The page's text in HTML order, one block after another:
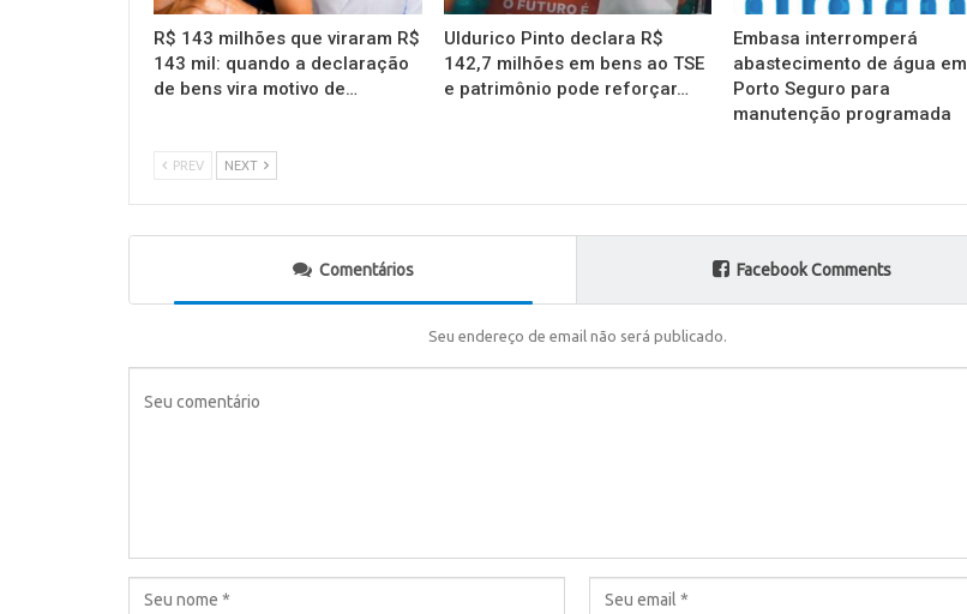
R$ 143 milhões que viraram R$
143 mil: quando a declaração
de bens vira motivo de…
Uldurico Pinto declara R$
142,7 milhões em bens ao TSE
e patrimônio pode reforçar…
Embasa interromperá
abastecimento de água em
Porto Seguro para
manutenção programada
PREV NEXT
Comentários Facebook Comments
Seu endereço de email não será publicado.